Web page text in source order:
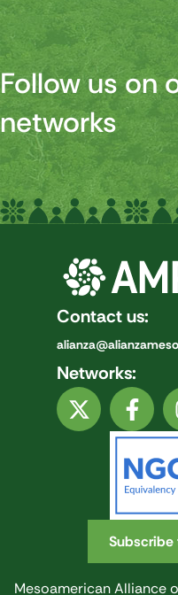
Follow us on
networks
Contact us:
Networks:
Mesoamerican Alliance